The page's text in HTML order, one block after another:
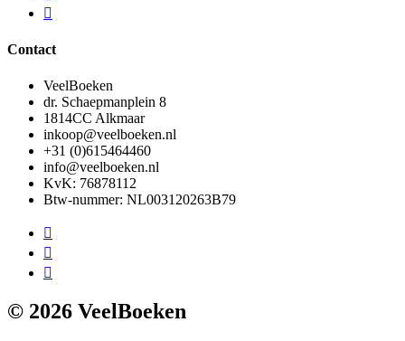
Contact
VeelBoeken
dr. Schaepmanplein 8
1814CC Alkmaar
inkoop@veelboeken.nl
+31 (0)615464460
info@veelboeken.nl
KvK: 76878112
Btw-nummer: NL003120263B79
© 2026 VeelBoeken